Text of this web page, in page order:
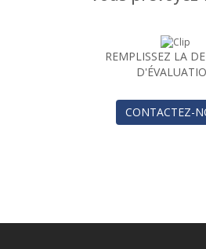
REMPLISSEZ LA
CONTACTEZ-